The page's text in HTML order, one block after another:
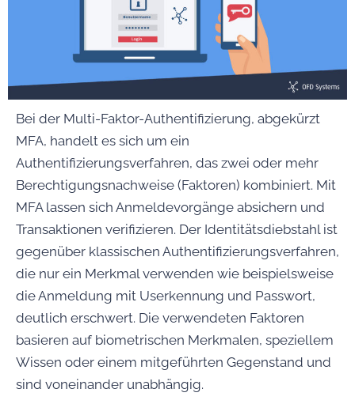
Bei der Multi-Faktor-Authentifizierung, abgekürzt
MFA, handelt es sich um ein
Authentifizierungsverfahren, das zwei oder mehr
Berechtigungsnachweise (Faktoren) kombiniert. Mit
MFA lassen sich Anmeldevorgänge absichern und
Transaktionen verifizieren. Der Identitätsdiebstahl ist
gegenüber klassischen Authentifizierungsverfahren,
die nur ein Merkmal verwenden wie beispielsweise
die Anmeldung mit Userkennung und Passwort,
deutlich erschwert. Die verwendeten Faktoren
basieren auf biometrischen Merkmalen, speziellem
Wissen oder einem mitgeführten Gegenstand und
sind voneinander unabhängig.